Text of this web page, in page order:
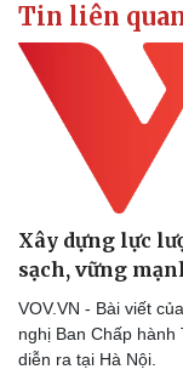
Lịch thi đấu bóng đá
Thế giới thể thao
Hậu trường
Tin liên
Xây dựng lực
sạch, vững
VOV.VN - Bài viết
nghị Ban Chấp
diễn ra tại Hà Nội.